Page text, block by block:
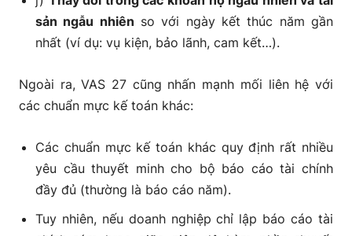
sản ngẫu nhiên so với ngày kết thúc năm gần
nhất (ví dụ: vụ kiện, bảo lãnh, cam kết…).
Ngoài ra, VAS 27 cũng nhấn mạnh mối liên hệ với
các chuẩn mực kế toán khác:
Các chuẩn mực kế toán khác quy định rất nhiều
yêu cầu thuyết minh cho bộ báo cáo tài chính
đầy đủ (thường là báo cáo năm).
Tuy nhiên, nếu doanh nghiệp chỉ lập báo cáo tài